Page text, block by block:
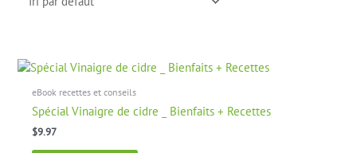
eBook recettes et conseils
Spécial Vinaigre de cidre _ Bienfaits + Recettes
$9.97